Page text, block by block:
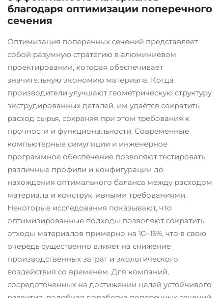
благодаря оптимизации поперечного
сечения
Оптимизация поперечных сечений представляет
собой разумную стратегию в алюминиевом
проектировании, которая обеспечивает
значительную экономию материала. Когда
производители улучшают геометрическую структуру
экструдированных деталей, им удаётся сократить
расход сырья, сохраняя при этом требования к
прочности и функциональности. Современные
компьютерные симуляции и инженерное
программное обеспечение позволяют тестировать
различные профили и конфигурации до
нахождения оптимального баланса между расходом
материала и конструктивными требованиями.
Некоторые исследования показывают, что
оптимизированные подходы позволяют сократить
отходы материалов примерно на 10–15%, что в свою
очередь существенно влияет на снижение
производственных затрат и экологического
воздействия со временем. Для компаний,
сосредоточенных на достижении целей устойчивого